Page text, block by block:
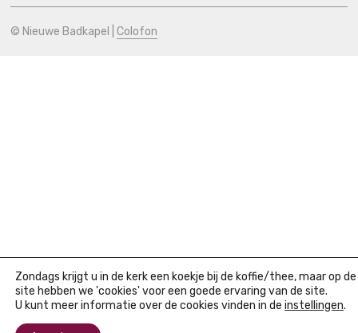
© Nieuwe Badkapel |Colofon
Zondags krijgt u in de kerk een koekje bij de koffie/thee, maar op de
site hebben we 'cookies' voor een goede ervaring van de site.
U kunt meer informatie over de cookies vinden in de instellingen.